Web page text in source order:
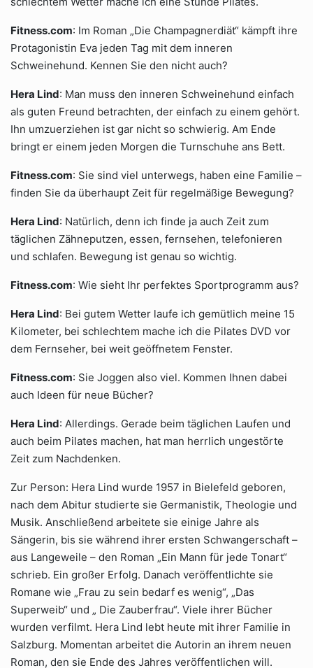
Fitness.com: Im Roman „Die Champagnerdiät“ kämpft ihre
Protagonistin Eva jeden Tag mit dem inneren
Schweinehund. Kennen Sie den nicht auch?
Hera Lind: Man muss den inneren Schweinehund einfach
als guten Freund betrachten, der einfach zu einem gehört.
Ihn umzuerziehen ist gar nicht so schwierig. Am Ende
bringt er einem jeden Morgen die Turnschuhe ans Bett.
Fitness.com: Sie sind viel unterwegs, haben eine Familie –
finden Sie da überhaupt Zeit für regelmäßige Bewegung?
Hera Lind: Natürlich, denn ich finde ja auch Zeit zum
täglichen Zähneputzen, essen, fernsehen, telefonieren
und schlafen. Bewegung ist genau so wichtig.
Fitness.com: Wie sieht Ihr perfektes Sportprogramm aus?
Hera Lind: Bei gutem Wetter laufe ich gemütlich meine 15
Kilometer, bei schlechtem mache ich die Pilates DVD vor
dem Fernseher, bei weit geöffnetem Fenster.
Fitness.com: Sie Joggen also viel. Kommen Ihnen dabei
auch Ideen für neue Bücher?
Hera Lind: Allerdings. Gerade beim täglichen Laufen und
auch beim Pilates machen, hat man herrlich ungestörte
Zeit zum Nachdenken.
Zur Person: Hera Lind wurde 1957 in Bielefeld geboren,
nach dem Abitur studierte sie Germanistik, Theologie und
Musik. Anschließend arbeitete sie einige Jahre als
Sängerin, bis sie während ihrer ersten Schwangerschaft –
aus Langeweile – den Roman „Ein Mann für jede Tonart“
schrieb. Ein großer Erfolg. Danach veröffentlichte sie
Romane wie „Frau zu sein bedarf es wenig“, „Das
Superweib“ und „ Die Zauberfrau“. Viele ihrer Bücher
wurden verfilmt. Hera Lind lebt heute mit ihrer Familie in
Salzburg. Momentan arbeitet die Autorin an ihrem neuen
Roman, den sie Ende des Jahres veröffentlichen will.